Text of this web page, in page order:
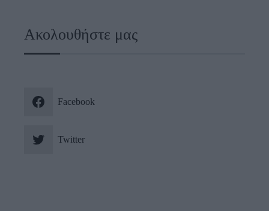
Ακολουθήστε μας
Facebook
Twitter